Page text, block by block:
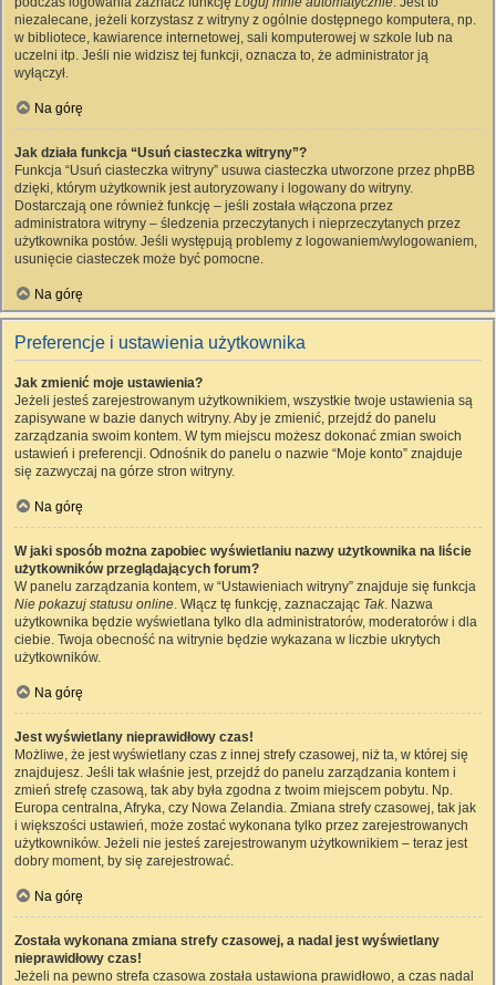
niezalecane, jeżeli korzystasz z witryny z ogólnie dostępnego komputera, np.
w bibliotece, kawiarence internetowej, sali komputerowej w szkole lub na
uczelni itp. Jeśli nie widzisz tej funkcji, oznacza to, że administrator ją
wyłączył.
Na górę
Jak działa funkcja “Usuń ciasteczka witryny”?
Funkcja “Usuń ciasteczka witryny” usuwa ciasteczka utworzone przez phpBB
dzięki, którym użytkownik jest autoryzowany i logowany do witryny.
Dostarczają one również funkcję – jeśli została włączona przez
administratora witryny – śledzenia przeczytanych i nieprzeczytanych przez
użytkownika postów. Jeśli występują problemy z logowaniem/wylogowaniem,
usunięcie ciasteczek może być pomocne.
Na górę
Preferencje i ustawienia użytkownika
Jak zmienić moje ustawienia?
Jeżeli jesteś zarejestrowanym użytkownikiem, wszystkie twoje ustawienia są
zapisywane w bazie danych witryny. Aby je zmienić, przejdź do panelu
zarządzania swoim kontem. W tym miejscu możesz dokonać zmian swoich
ustawień i preferencji. Odnośnik do panelu o nazwie “Moje konto” znajduje
się zazwyczaj na górze stron witryny.
Na górę
W jaki sposób można zapobiec wyświetlaniu nazwy użytkownika na liście
użytkowników przeglądających forum?
W panelu zarządzania kontem, w “Ustawieniach witryny” znajduje się funkcja
Nie pokazuj statusu online. Włącz tę funkcję, zaznaczając Tak. Nazwa
użytkownika będzie wyświetlana tylko dla administratorów, moderatorów i dla
ciebie. Twoja obecność na witrynie będzie wykazana w liczbie ukrytych
użytkowników.
Na górę
Jest wyświetlany nieprawidłowy czas!
Możliwe, że jest wyświetlany czas z innej strefy czasowej, niż ta, w której się
znajdujesz. Jeśli tak właśnie jest, przejdź do panelu zarządzania kontem i
zmień strefę czasową, tak aby była zgodna z twoim miejscem pobytu. Np.
Europa centralna, Afryka, czy Nowa Zelandia. Zmiana strefy czasowej, tak jak
i większości ustawień, może zostać wykonana tylko przez zarejestrowanych
użytkowników. Jeżeli nie jesteś zarejestrowanym użytkownikiem – teraz jest
dobry moment, by się zarejestrować.
Na górę
Została wykonana zmiana strefy czasowej, a nadal jest wyświetlany
nieprawidłowy czas!
Jeżeli na pewno strefa czasowa została ustawiona prawidłowo, a czas nadal